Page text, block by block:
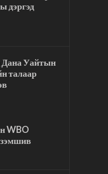
дэргэд
Дана Уайтын
талаар
WBO